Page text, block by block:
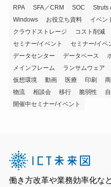
RPA
SFA／CRM SOC Struts
Windows
お役立ち資料 イベン
クラウドストレージ
コスト削減
セミナー/イベント
セミナー/イベ
データセンター
データベース
メインフレーム
ランサムウェア
仮想環境
動画 医療 印刷
物流
相談会 移行 脆弱性
開催中セミナー/イベント
働き方改革や業務効率化な